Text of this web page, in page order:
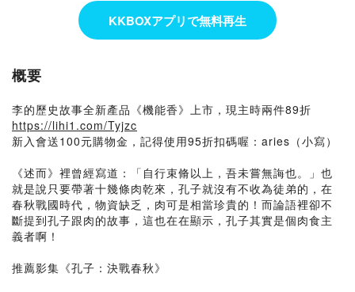
KKBOXアプリで無料再生
概要
李的歷史故事全新產品《機能香》上市，現主時兩件89折
https://lihi1.com/Tyjzc
新入會送100元購物金，記得使用95折扣碼喔：aries（小寫）
《述而》裡曾經寫道：「自行束脩以上，吾未嘗無誨也。」也
就是說只要帶著十幾條肉乾來，孔子就沒有不收為徒弟的，在
春秋戰國時代，物資缺乏，肉可是相當珍貴的！而論語裡卻不
斷提到孔子跟肉的故事，這也在在顯示，孔子其實是個肉食主
義者啊！
推薦影集《孔子：決戰春秋》